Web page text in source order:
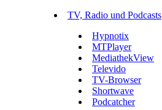
TV, Radio und Podcasts
Hypnotix
MTPlayer
MediathekView
Televido
TV-Browser
Shortwave
Podcatcher